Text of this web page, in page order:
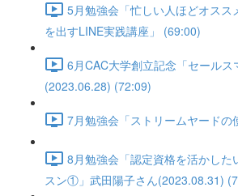
5月勉強会「忙しい人ほどオスス
を出すLINE実践講座」 (69:00)
6月CAC大学創立記念「セールス
(2023.06.28) (72:09)
7月勉強会「ストリームヤードの
8月勉強会「認定資格を活かした
スン①」武田陽子さん(2023.08.31)